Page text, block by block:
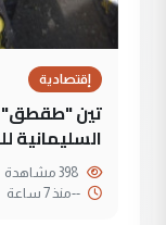
إقتصادية
تين "طقطق"
السليمانية
--منذ 7 ساعة